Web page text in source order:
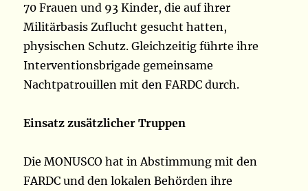
70 Frauen und 93 Kinder, die auf ihrer
Militärbasis Zuflucht gesucht hatten,
physischen Schutz. Gleichzeitig führte ihre
Interventionsbrigade gemeinsame
Nachtpatrouillen mit den FARDC durch.
Einsatz zusätzlicher Truppen
Die MONUSCO hat in Abstimmung mit den
FARDC und den lokalen Behörden ihre